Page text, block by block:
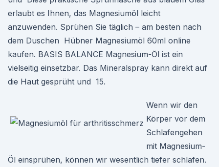
erlaubt es Ihnen, das Magnesiumöl leicht
anzuwenden. Sprühen Sie täglich – am besten nach
dem Duschen Hübner Magnesiumöl 60ml online
kaufen. BASIS BALANCE Magnesium-Öl ist ein
vielseitig einsetzbar. Das Mineralspray kann direkt auf
die Haut gesprüht und 15.
Wenn wir den
Körper vor dem
Schlafengehen
mit Magnesium-
Öl einsprühen, können wir wesentlich tiefer schlafen.